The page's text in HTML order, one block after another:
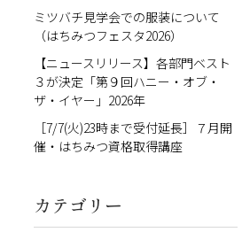
ミツバチ見学会での服装について
（はちみつフェスタ2026）
【ニュースリリース】各部門ベスト
３が決定「第９回ハニー・オブ・
ザ・イヤー」2026年
［7/7(火)23時まで受付延長］７月開
催・はちみつ資格取得講座
カテゴリー